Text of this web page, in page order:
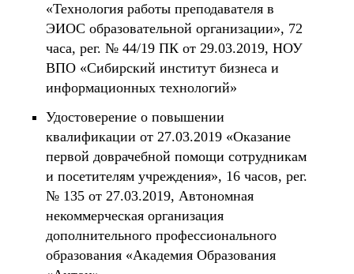
«Технология работы преподавателя в
ЭИОС образовательной организации», 72
часа, рег. № 44/19 ПК от 29.03.2019, НОУ
ВПО «Сибирский институт бизнеса и
информационных технологий»
Удостоверение о повышении
квалификации от 27.03.2019 «Оказание
первой доврачебной помощи сотрудникам
и посетителям учреждения», 16 часов, рег.
№ 135 от 27.03.2019, Автономная
некоммерческая организация
дополнительного профессионального
образования «Академия Образования